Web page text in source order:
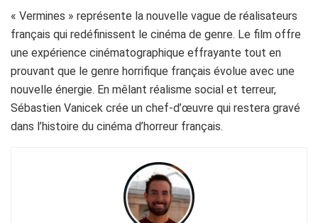
« Vermines » représente la nouvelle vague de réalisateurs
français qui redéfinissent le cinéma de genre. Le film offre
une expérience cinématographique effrayante tout en
prouvant que le genre horrifique français évolue avec une
nouvelle énergie. En mêlant réalisme social et terreur,
Sébastien Vanicek crée un chef-d’œuvre qui restera gravé
dans l’histoire du cinéma d’horreur français.